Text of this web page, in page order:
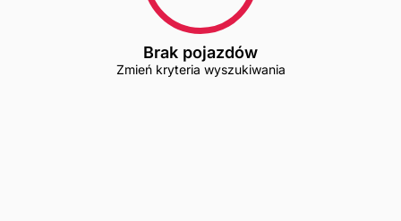
Brak pojazdów
Zmień kryteria wyszukiwania